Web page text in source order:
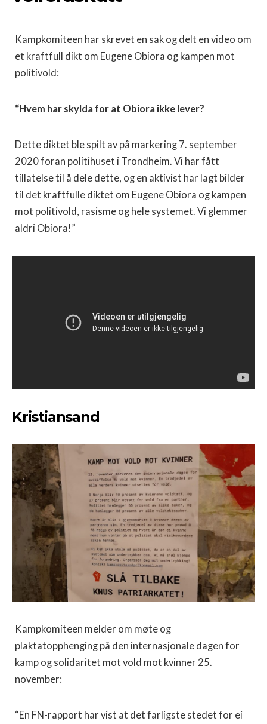
Kampkomiteen har skrevet en sak og delt en video om
et kraftfull dikt om Eugene Obiora og kampen mot
politivold:
“Hvem har skylda for at Obiora ikke lever?
Dette diktet ble spilt av på markering 7. september
2020 foran politihuset i Trondheim. Vi har fått
tillatelse til å dele dette, og en aktivist har lagt bilder
til det kraftfulle diktet om Eugene Obiora og kampen
mot politivold, rasisme og hele systemet. Vi glemmer
aldri Obiora!”
Kristiansand
Kampkomiteen melder om møte og
plaktatopphenging på den internasjonale dagen for
kamp og solidaritet mot vold mot kvinner 25.
november:
“En FN-rapport har vist at det farligste stedet for ei